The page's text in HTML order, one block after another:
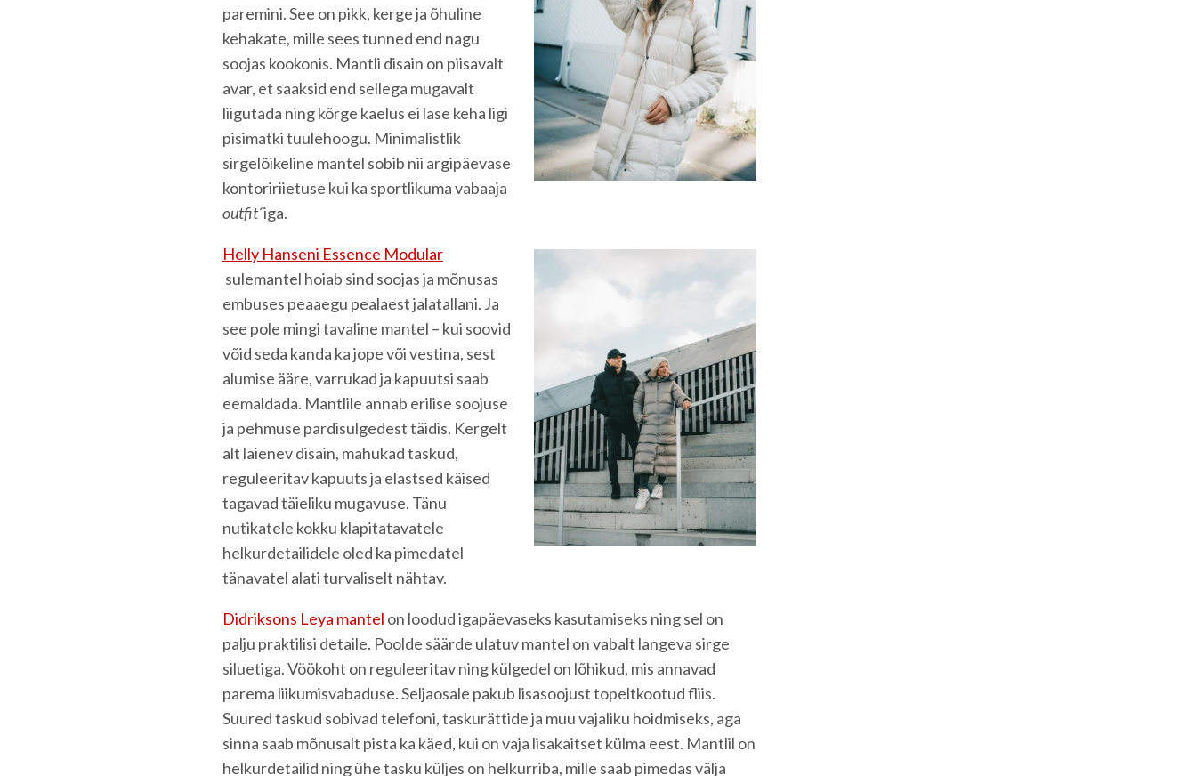
paremini. See on pikk, kerge ja õhuline
kehakate, mille sees tunned end nagu
soojas kookonis. Mantli disain on piisavalt
avar, et saaksid end sellega mugavalt
liigutada ning kõrge kaelus ei lase keha ligi
pisimatki tuulehoogu. Minimalistlik
sirgelõikeline mantel sobib nii argipäevase
kontoririietuse kui ka sportlikuma vabaaja
outfit´iga.
Helly Hanseni Essence Modular
sulemantel hoiab sind soojas ja mõnusas
embuses peaaegu pealaest jalatallani. Ja
see pole mingi tavaline mantel – kui soovid
võid seda kanda ka jope või vestina, sest
alumise ääre, varrukad ja kapuutsi saab
eemaldada. Mantlile annab erilise soojuse
ja pehmuse pardisulgedest täidis. Kergelt
alt laienev disain, mahukad taskud,
reguleeritav kapuuts ja elastsed käised
tagavad täieliku mugavuse. Tänu
nutikatele kokku klapitatavatele
helkurdetailidele oled ka pimedatel
tänavatel alati turvaliselt nähtav.
Didriksons Leya mantel on loodud igapäevaseks kasutamiseks ning sel on
palju praktilisi detaile. Poolde säärde ulatuv mantel on vabalt langeva sirge
siluetiga. Vöökoht on reguleeritav ning külgedel on lõhikud, mis annavad
parema liikumisvabaduse. Seljaosale pakub lisasoojust topeltkootud fliis.
Suured taskud sobivad telefoni, taskurättide ja muu vajaliku hoidmiseks, aga
sinna saab mõnusalt pista ka käed, kui on vaja lisakaitset külma eest. Mantlil on
helkurdetailid ning ühe tasku küljes on helkurriba, mille saab pimedas välja